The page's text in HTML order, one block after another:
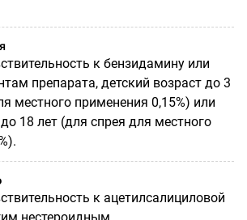
к бензидамину или
препарата, детский возраст до 3
местного применения 0,15%) или
18 лет (для спрея для местного
к ацетилсалициловой